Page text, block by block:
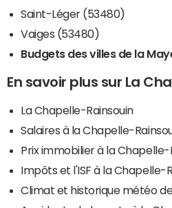
Saint-Léger (53480)
Vaiges (53480)
Budgets des villes de la
En savoir plus sur La
La Chapelle-Rainsouin
Salaires à la Chapelle-
Prix immobilier à la Chapelle-
Impôts et l'ISF à la Chapelle-
Climat et historique météo